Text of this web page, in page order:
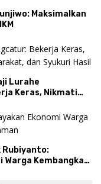
Maksimalkan
Lurahe
Keras, Nikmati
Rubiyanto:
Warga Kembangkan